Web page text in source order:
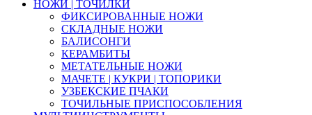
НОЖИ | ТОЧИЛКИ
ФИКСИРОВАННЫЕ НОЖИ
СКЛАДНЫЕ НОЖИ
БАЛИСОНГИ
КЕРАМБИТЫ
МЕТАТЕЛЬНЫЕ НОЖИ
МАЧЕТЕ | КУКРИ | ТОПОРИКИ
УЗБЕКСКИЕ ПЧАКИ
ТОЧИЛЬНЫЕ ПРИСПОСОБЛЕНИЯ